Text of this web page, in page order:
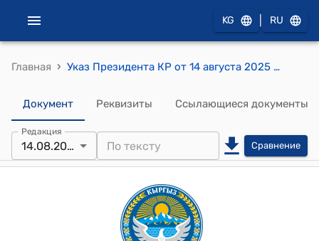
KG RU
Главная › Указ Президента КР от 14 августа 2025 года УП № 239 "О Токтобекове Ч.Т."
Документ Реквизиты Ссылающиеся документы
Редакция
14.08.2025 Сравнение